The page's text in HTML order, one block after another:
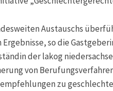
Austauschs
so die
der lakog
von
zu